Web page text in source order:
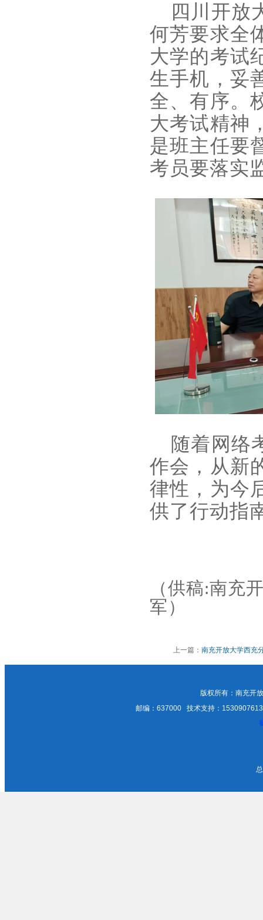
四川开放
何芳要求全
大学的考试
生手机，妥
全、有序。
大考试精神
是班主任要
考员要落实
随着网络
作会，从新
律性，为今
供了行动指
（供稿:南
军）
上一篇： 南充开放大学西充
版权所有：南充开
邮编：637000 技术支持：